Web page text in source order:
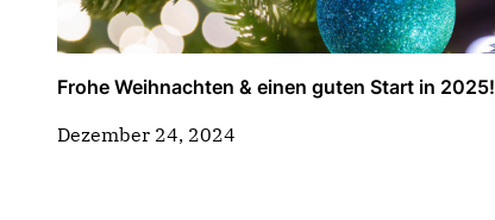
Frohe Weihnachten & einen guten Start in 2025!
Dezember 24, 2024